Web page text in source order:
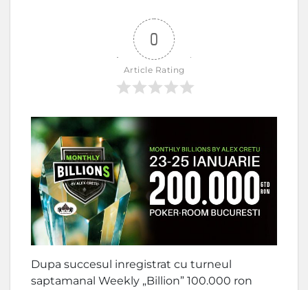
0
Article Rating
Dupa succesul inregistrat cu turneul
saptamanal Weekly „Billion” 100.000 ron